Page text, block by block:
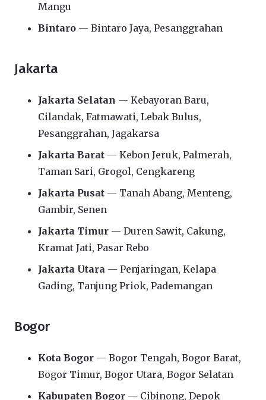
Mangu
Bintaro — Bintaro Jaya, Pesanggrahan
Jakarta
Jakarta Selatan — Kebayoran Baru,
Cilandak, Fatmawati, Lebak Bulus,
Pesanggrahan, Jagakarsa
Jakarta Barat — Kebon Jeruk, Palmerah,
Taman Sari, Grogol, Cengkareng
Jakarta Pusat — Tanah Abang, Menteng,
Gambir, Senen
Jakarta Timur — Duren Sawit, Cakung,
Kramat Jati, Pasar Rebo
Jakarta Utara — Penjaringan, Kelapa
Gading, Tanjung Priok, Pademangan
Bogor
Kota Bogor — Bogor Tengah, Bogor Barat,
Bogor Timur, Bogor Utara, Bogor Selatan
Kabupaten Bogor — Cibinong, Depok